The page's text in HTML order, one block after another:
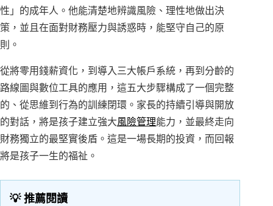
性」的成年人。他能清楚地辨識風險、理性地做出決
策，並且在面對財務壓力與誘惑時，能堅守自己的原
則。
從將零用錢薪資化，到導入三大帳戶系統，再到分齡的
路線圖與數位工具的應用，這五大步驟構成了一個完整
的、從思維到行為的訓練閉環。家長的持續引導與開放
的對話，將是孩子建立強大風險管理能力，並最終走向
財務獨立的最堅實後盾。這是一場長期的投資，而回報
將是孩子一生的福祉。
💡 推薦閱讀